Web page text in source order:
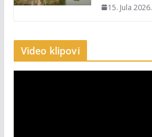
15. Jula 2026.
Video klipovi